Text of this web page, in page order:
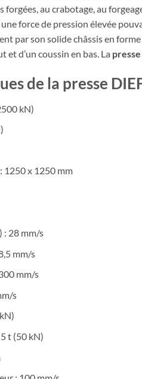
forgées, au crabotage, au
une force de pression élevée
par son solide châssis en
et d’un coussin en bas. La
de la presse
kN)
1250 x 1250 mm
: 28 mm/s
mm/s
mm/s
s
t (50 kN)